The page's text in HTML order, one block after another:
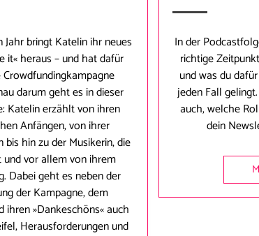
bringt Katelin ihr neues
it« heraus – und hat dafür
darum geht es in dieser
Katelin erzählt von ihren
Anfängen, von ihrer
hin zu der Musikerin, die
und vor allem von ihrem
Dabei geht es neben der
der Kampagne, dem
ihren »Dankeschöns« auch
Herausforderungen und
In der
richtige
und was du
jeden Fall
auch, welche
dein